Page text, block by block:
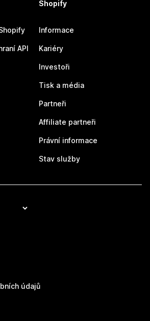
API
Shopify
Informace
Kariéry
Investoři
Tisk a média
Partneři
Affiliate partneři
Právní informace
Stav služby
údajů